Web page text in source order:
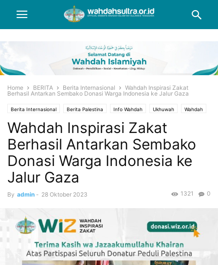
Home BERITA Berita Internasional
Wahdah Inspirasi Zakat
Berhasil Antarkan Sembako Donasi Warga Indonesia ke Jalur Gaza
Berita Internasional Berita Palestina Info Wahdah Ukhuwah Wahdah
Wahdah Inspirasi Zakat Wahdah Peduli
Wahdah Inspirasi Zakat
Berhasil Antarkan Sembako
Donasi Warga Indonesia ke
Jalur Gaza
By admin - 28 Oktober 2023 0
1321